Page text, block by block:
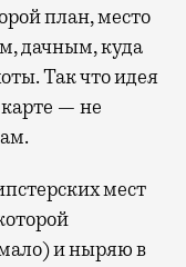
план, место
дачным, куда
Так что идея
— не
мест
и ныряю в